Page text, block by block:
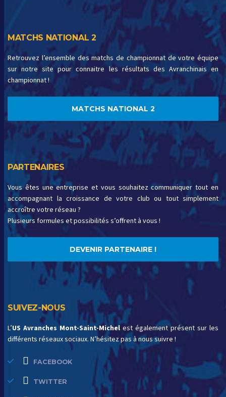
MATCHS NATIONAL 2
Retrouvez l’ensemble des matchs de championnat de votre équipe
sur notre site pour connaitre les résultats des Avranchinais en
championnat !
MATCHS NATIONAL 2
PARTENAIRES
Vous êtes une entreprise et vous souhaitez communiquer tout en
accompagnant la croissance de votre club ou tout simplement
accroître votre réseau ?
Plusieurs formules et possibilités s’offrent à vous !
DEVENIR PARTENAIRE !
SUIVEZ-NOUS
L’US Avranches Mont-Saint-Michel est également présent sur les
différents réseaux sociaux. N’hésitez pas à nous suivre !
FACEBOOK
TWITTER